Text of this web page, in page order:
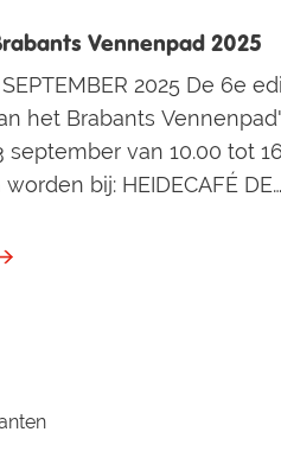
Vennenpad 2025
2025 De 6e editie
het Brabants
september van 10.00 tot
bij: HEIDECAFÉ DE